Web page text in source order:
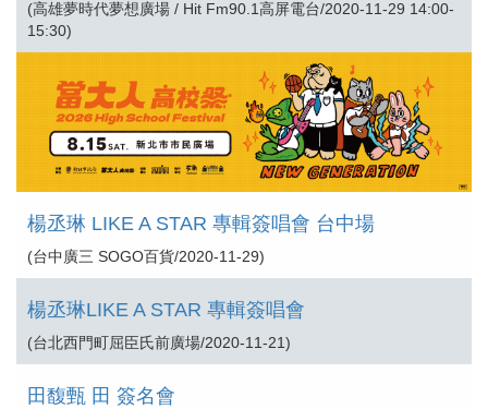
(高雄夢時代夢想廣場 / Hit Fm90.1高屏電台/2020-11-29 14:00-
15:30)
楊丞琳 LIKE A STAR 專輯簽唱會 台中場
(台中廣三 SOGO百貨/2020-11-29)
楊丞琳LIKE A STAR 專輯簽唱會
(台北西門町屈臣氏前廣場/2020-11-21)
田馥甄 田 簽名會